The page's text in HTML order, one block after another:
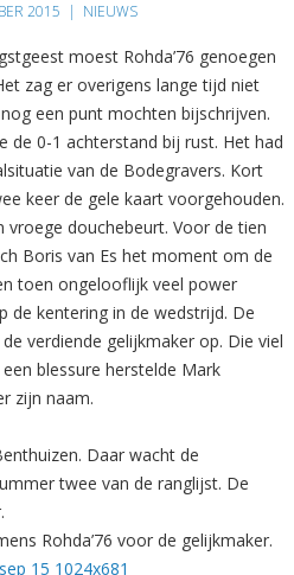
2015 | NIEUWS
moest Rohda’76 genoegen
zag er overigens lange tijd niet
een punt mochten bijschrijven.
de 0-1 achterstand bij rust. Het had
van de Bodegravers. Kort
keer de gele kaart voorgehouden.
vroege douchebeurt. Voor de tien
Boris van Es het moment om de
toen ongelooflijk veel power
de kentering in de wedstrijd. De
verdiende gelijkmaker op. Die viel
blessure herstelde Mark
zijn naam.
Daar wacht de
twee van de ranglijst. De
Rohda’76 voor de gelijkmaker.